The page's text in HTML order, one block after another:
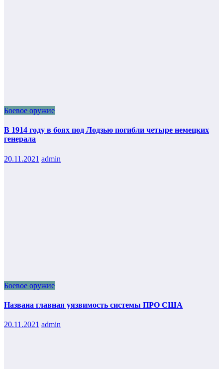
Боевое оружие
В 1914 году в боях под Лодзью погибли четыре немецких
генерала
20.11.2021 admin
Боевое оружие
Названа главная уязвимость системы ПРО США
20.11.2021 admin